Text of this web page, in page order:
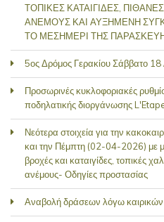
ΤΟΠΙΚΕΣ ΚΑΤΑΙΓΙΔΕΣ,
ΑΝΕΜΟΥΣ ΚΑΙ ΑΥΞΗΜΕΝΗ
ΤΟ ΜΕΣΗΜΕΡΙ ΤΗΣ
5ος Δρόμος Γερακίου Σάββατο 18
Προσωρινές κυκλοφοριακές
ποδηλατικής διοργάνωσης
Νεότερα στοιχεία για την
και την Πέμπτη (02-04-2026) με
βροχές και καταιγίδες, τοπικές
ανέμους- Οδηγίες προστασίας
Αναβολή δράσεων λόγω